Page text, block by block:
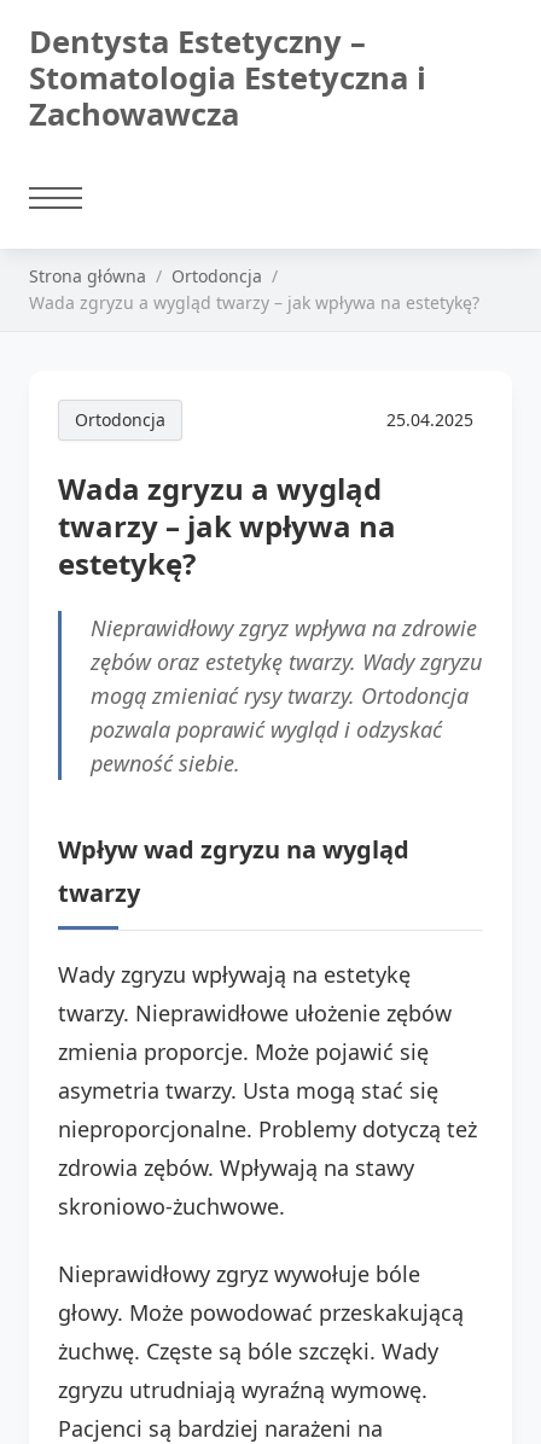
Dentysta Estetyczny –
Stomatologia Estetyczna i
Zachowawcza
Strona główna
Ortodoncja
Wada zgryzu a wygląd twarzy – jak wpływa na estetykę?
Ortodoncja 25.04.2025
Wada zgryzu a wygląd
twarzy – jak wpływa na
estetykę?
Nieprawidłowy zgryz wpływa na zdrowie
zębów oraz estetykę twarzy. Wady zgryzu
mogą zmieniać rysy twarzy. Ortodoncja
pozwala poprawić wygląd i odzyskać
pewność siebie.
Wpływ wad zgryzu na wygląd
twarzy
Wady zgryzu wpływają na estetykę
twarzy. Nieprawidłowe ułożenie zębów
zmienia proporcje. Może pojawić się
asymetria twarzy. Usta mogą stać się
nieproporcjonalne. Problemy dotyczą też
zdrowia zębów. Wpływają na stawy
skroniowo-żuchwowe.
Nieprawidłowy zgryz wywołuje bóle
głowy. Może powodować przeskakującą
żuchwę. Częste są bóle szczęki. Wady
zgryzu utrudniają wyraźną wymowę.
Pacjenci są bardziej narażeni na